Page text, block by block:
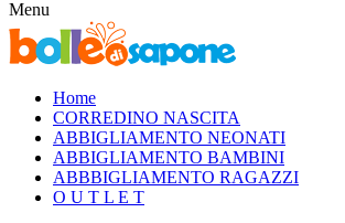
Menu
Home
CORREDINO NASCITA
ABBIGLIAMENTO NEONATI
ABBIGLIAMENTO BAMBINI
ABBBIGLIAMENTO RAGAZZI
O U T L E T